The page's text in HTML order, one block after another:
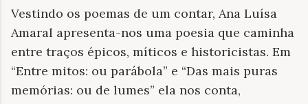
Vestindo os poemas de um contar, Ana Luísa
Amaral apresenta-nos uma poesia que caminha
entre traços épicos, míticos e historicistas. Em
“Entre mitos: ou parábola” e “Das mais puras
memórias: ou de lumes” ela nos conta,